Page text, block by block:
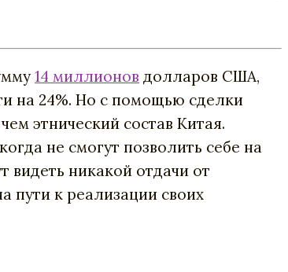
14 миллионов долларов США,
на 24%. Но с помощью сделки
чем этнический состав Китая.
не смогут позволить себе на
видеть никакой отдачи от
пути к реализации своих